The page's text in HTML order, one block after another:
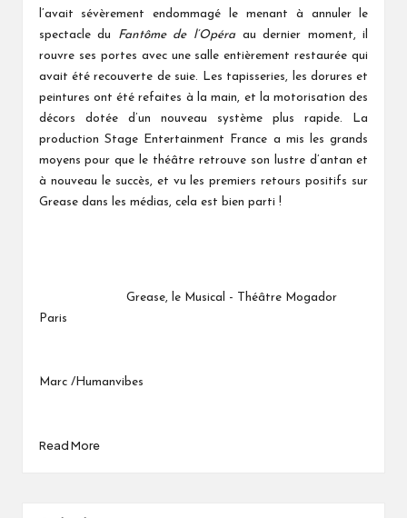
l’avait sévèrement endommagé le menant à annuler le
spectacle du Fantôme de l’Opéra au dernier moment, il
rouvre ses portes avec une salle entièrement restaurée qui
avait été recouverte de suie. Les tapisseries, les dorures et
peintures ont été refaites à la main, et la motorisation des
décors dotée d’un nouveau système plus rapide. La
production Stage Entertainment France a mis les grands
moyens pour que le théâtre retrouve son lustre d’antan et
à nouveau le succès, et vu les premiers retours positifs sur
Grease dans les médias, cela est bien parti !
Grease, le Musical - Théâtre Mogador
Paris
Marc /Humanvibes
Read More